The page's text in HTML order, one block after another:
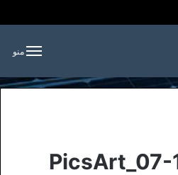
منو